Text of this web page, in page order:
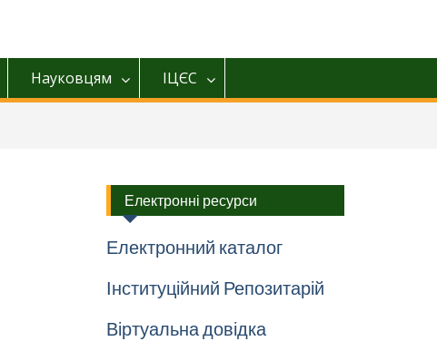
Науковцям ІЦЄС
Електронні ресурси
Електронний каталог
Інституційний Репозитарій
Віртуальна довідка